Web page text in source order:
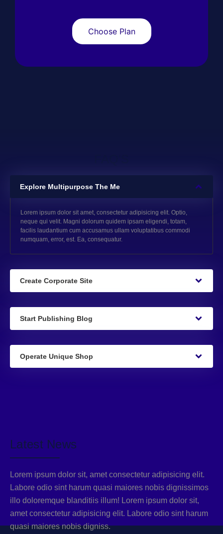
Choose Plan
Explore Multipurpose The Me
Lorem ipsum dolor sit amet, consectetur adipisicing elit. Optio,
neque qui velit. Magni dolorum quidem ipsam eligendi, totam,
facilis laudantium cum accusamus ullam voluptatibus commodi
numquam, error, est. Ea, consequatur.
Create Corporate Site
Start Publishing Blog
Operate Unique Shop
Latest News
Lorem ipsum dolor sit, amet consectetur adipisicing elit.
Labore odio sint harum quasi maiores nobis dignissimos
illo doloremque blanditiis illum! Lorem ipsum dolor sit,
amet consectetur adipisicing elit. Labore odio sint harum
quasi maiores nobis digniss.